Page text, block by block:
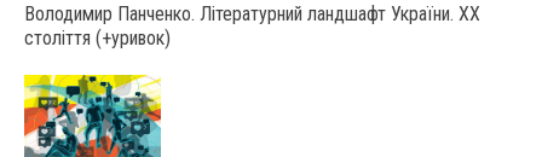
Володимир Панченко. Літературний ландшафт України. ХХ
століття (+уривок)